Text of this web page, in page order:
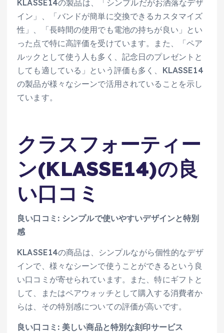
KLASSE14の製品は、「シンプルだがお洒落なデザ
イン」、「バンドが簡単に交換できるカスタマイズ
性」、「長時間の使用でも電池の持ちが良い」とい
った点で特に高評価を受けています。また、「ペア
ルックとして使う人も多く、記念日のプレゼントと
しても適している」という評価も多く、KLASSE14
の製品が様々なシーンで活用されていることを示し
ています。
クラスフォーティー
ン(KLASSE14)の良
い口コミ
良い口コミ: シンプルで使いやすいデザインと特別
感
KLASSE14の商品は、シンプルながら個性的なデザ
インで、様々なシーンで使うことができるという良
い口コミが寄せられています。また、特にギフトと
して、またはペアウォッチとして購入する消費者か
らは、その特別感についての評価が高いです。
良い口コミ: 美しい商品と特別な刻印サービス